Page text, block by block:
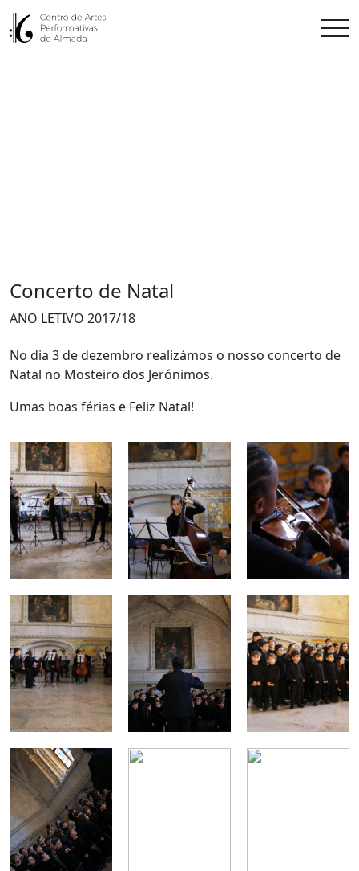
Concerto de Natal
ANO LETIVO 2017/18
No dia 3 de dezembro realizámos o nosso concerto de
Natal no Mosteiro dos Jerónimos.
Umas boas férias e Feliz Natal!